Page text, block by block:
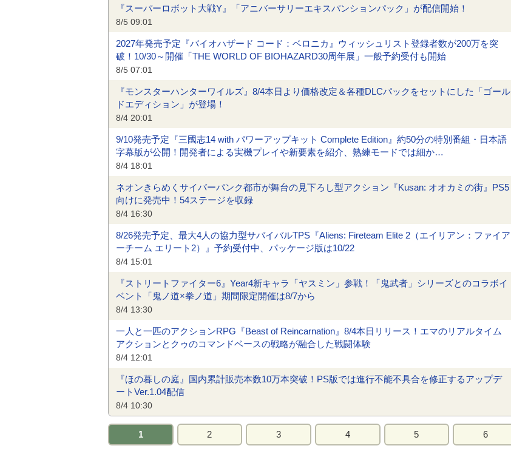
『スーパーロボット大戦Y』「アニバーサリーエキスパンションパック」が配信開始！
8/5 09:01
2027年発売予定『バイオハザード コード：ベロニカ』ウィッシュリスト登録者数が200万を突
破！10/30～開催「THE WORLD OF BIOHAZARD30周年展」一般予約受付も開始
8/5 07:01
『モンスターハンターワイルズ』8/4本日より価格改定＆各種DLCパックをセットにした「ゴール
ドエディション」が登場！
8/4 20:01
9/10発売予定『三國志14 with パワーアップキット Complete Edition』約50分の特別番組・日本語
字幕版が公開！開発者による実機プレイや新要素を紹介、熟練モードでは細か…
8/4 18:01
ネオンきらめくサイバーパンク都市が舞台の見下ろし型アクション『Kusan: オオカミの街』PS5
向けに発売中！54ステージを収録
8/4 16:30
8/26発売予定、最大4人の協力型サバイバルTPS『Aliens: Fireteam Elite 2（エイリアン：ファイア
ーチーム エリート2）』予約受付中、パッケージ版は10/22
8/4 15:01
『ストリートファイター6』Year4新キャラ「ヤスミン」参戦！「鬼武者」シリーズとのコラボイ
ベント「鬼ノ道×拳ノ道」期間限定開催は8/7から
8/4 13:30
一人と一匹のアクションRPG『Beast of Reincarnation』8/4本日リリース！エマのリアルタイム
アクションとクゥのコマンドベースの戦略が融合した戦闘体験
8/4 12:01
『ほの暮しの庭』国内累計販売本数10万本突破！PS版では進行不能不具合を修正するアップデ
ートVer.1.04配信
8/4 10:30
1 2 3 4 5 6